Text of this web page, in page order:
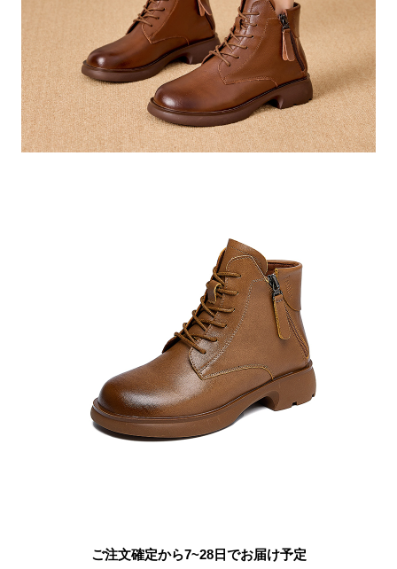
ご注文確定から7~28日でお届け予定